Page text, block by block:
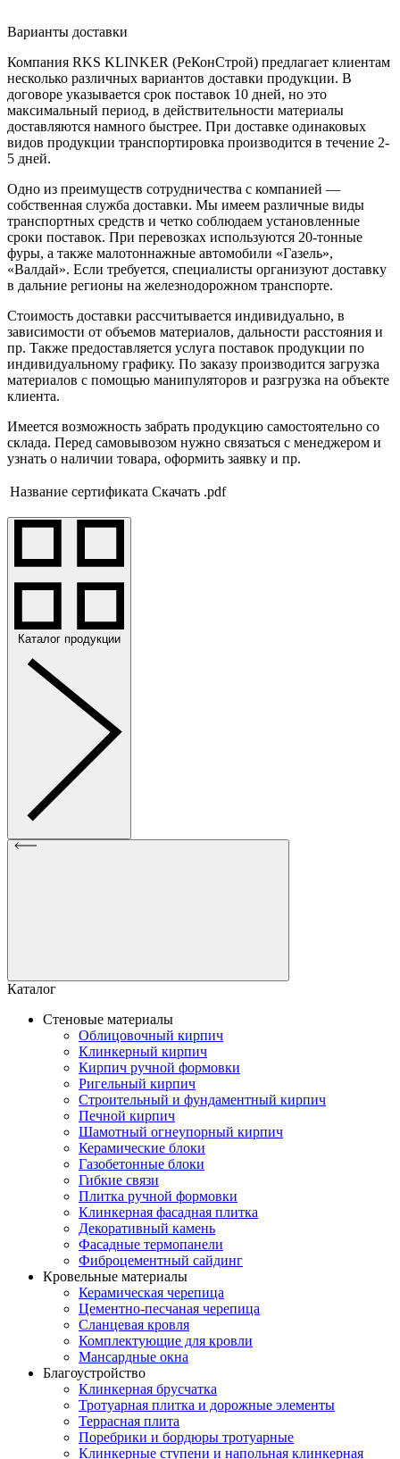
Варианты доставки
Компания RKS KLINKER (РеКонСтрой) предлагает клиентам
несколько различных вариантов доставки продукции. В
договоре указывается срок поставок 10 дней, но это
максимальный период, в действительности материалы
доставляются намного быстрее. При доставке одинаковых
видов продукции транспортировка производится в течение 2-
5 дней.
Одно из преимуществ сотрудничества с компанией —
собственная служба доставки. Мы имеем различные виды
транспортных средств и четко соблюдаем установленные
сроки поставок. При перевозках используются 20-тонные
фуры, а также малотоннажные автомобили «Газель»,
«Валдай». Если требуется, специалисты организуют доставку
в дальние регионы на железнодорожном транспорте.
Стоимость доставки рассчитывается индивидуально, в
зависимости от объемов материалов, дальности расстояния и
пр. Также предоставляется услуга поставок продукции по
индивидуальному графику. По заказу производится загрузка
материалов с помощью манипуляторов и разгрузка на объекте
клиента.
Имеется возможность забрать продукцию самостоятельно со
склада. Перед самовывозом нужно связаться с менеджером и
узнать о наличии товара, оформить заявку и пр.
Название сертификата Скачать .pdf
Каталог продукции
Каталог
Стеновые материалы
Облицовочный кирпич
Клинкерный кирпич
Кирпич ручной формовки
Ригельный кирпич
Строительный и фундаментный кирпич
Печной кирпич
Шамотный огнеупорный кирпич
Керамические блоки
Газобетонные блоки
Гибкие связи
Плитка ручной формовки
Клинкерная фасадная плитка
Декоративный камень
Фасадные термопанели
Фиброцементный сайдинг
Кровельные материалы
Керамическая черепица
Цементно-песчаная черепица
Сланцевая кровля
Комплектующие для кровли
Мансардные окна
Благоустройство
Клинкерная брусчатка
Тротуарная плитка и дорожные элементы
Террасная плита
Поребрики и бордюры тротуарные
Клинкерные ступени и напольная клинкерная